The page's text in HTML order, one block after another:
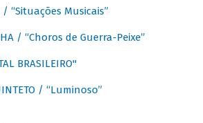
/ “Situações Musicais”
/ “Choros de Guerra-Peixe”
BRASILEIRO"
/ “Luminoso”